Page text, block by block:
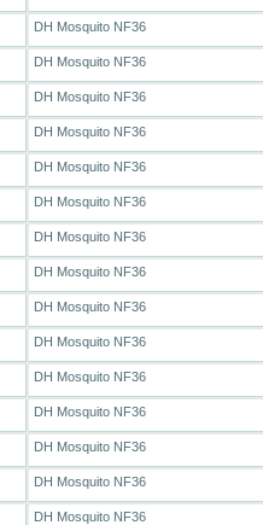
DH Mosquito NF36
DH Mosquito NF36
DH Mosquito NF36
DH Mosquito NF36
DH Mosquito NF36
DH Mosquito NF36
DH Mosquito NF36
DH Mosquito NF36
DH Mosquito NF36
DH Mosquito NF36
DH Mosquito NF36
DH Mosquito NF36
DH Mosquito NF36
DH Mosquito NF36
DH Mosquito NF36